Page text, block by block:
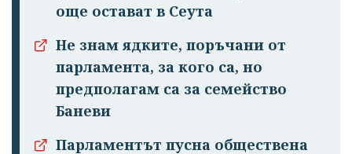
още остават в Сеута
Не знам ядките, поръчани от
парламента, за кого са, но
предполагам са за семейство
Баневи
Парламентът пусна обществена